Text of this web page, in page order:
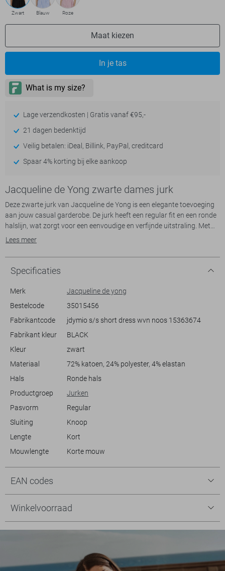
Zwart Blauw Roze
Maat kiezen
In je tas
Lage verzendkosten | Gratis vanaf €95,-
21 dagen bedenktijd
Veilig betalen: iDeal, Billink, PayPal, creditcard
Spaar 4% korting bij elke aankoop
Jacqueline de Yong zwarte dames jurk
Deze zwarte jurk van Jacqueline de Yong is een elegante toevoeging
aan jouw casual garderobe. De jurk heeft een regular fit en een ronde
halslijn, wat zorgt voor een eenvoudige en verfijnde uitstraling. Met
zijn korte mouwen en knoopsluiting aan de achterkant, biedt deze
elastan geeft de stof een lichte stretch, waardoor het prettig draagt
gedurende de dag.
De jurk is kort van lengte, wat hem perfect maakt voor warme dagen
combineren met verschillende accessoires, of je nu voor een meer
casual look gaat met sneakers of het combineert met hakken voor
een avond uit. Dankzij dit veelzijdige model is deze jurk een basisstuk
een dagje shoppen plant.
Lees meer
Specificaties
Merk
Jacqueline de yong
Bestelcode
35015456
Fabrikantcode
jdymio s/s short dress wvn noos 15363674
Fabrikant kleur
BLACK
Kleur
zwart
Materiaal
72% katoen, 24% polyester, 4% elastan
Hals
Ronde hals
Productgroep
Jurken
Pasvorm
Regular
Sluiting
Knoop
Lengte
Kort
Mouwlengte
Korte mouw
EAN codes
Winkelvoorraad